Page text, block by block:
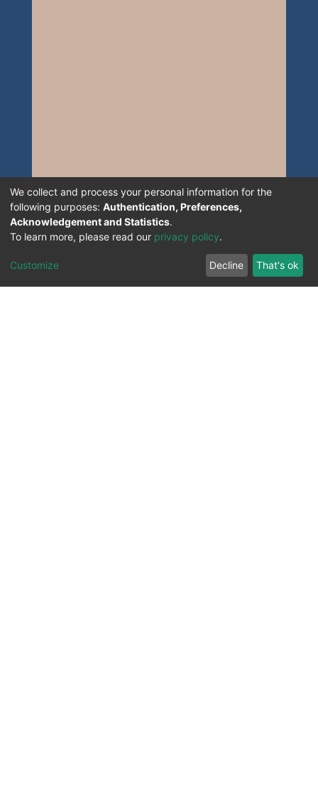
We collect and process your personal information for the
following purposes: Authentication, Preferences,
Acknowledgement and Statistics.
To learn more, please read our privacy policy.
Customize Decline That's ok